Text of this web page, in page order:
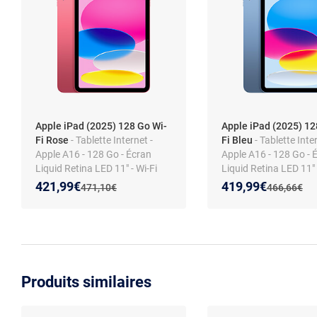
Apple iPad (2025) 128 Go Wi-
Fi Rose - Tablette Internet -
Apple A16 - 128 Go - Écran
Liquid Retina LED 11" - Wi-Fi
AX / Bluetooth 5.3 - Webcam -
Touch ID - USB-C - iPadOS 18
Ancien prix :
471,10€
Nouveau prix :
421,99€
Réduction de :
Apple iPad (2025)
Fi Bleu - Tablette
Apple A16 - 128 Go -
Liquid Retina LED 11"
AX / Bluetooth 5.3 -
Touch ID - USB-C -
Ancien prix :
466,66€
Nouveau prix :
419,99€
Réduction de :
Produits similaires